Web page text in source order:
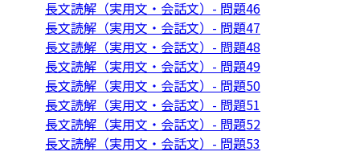
長文読解（実用文・会話文）- 問題46
長文読解（実用文・会話文）- 問題47
長文読解（実用文・会話文）- 問題48
長文読解（実用文・会話文）- 問題49
長文読解（実用文・会話文）- 問題50
長文読解（実用文・会話文）- 問題51
長文読解（実用文・会話文）- 問題52
長文読解（実用文・会話文）- 問題53